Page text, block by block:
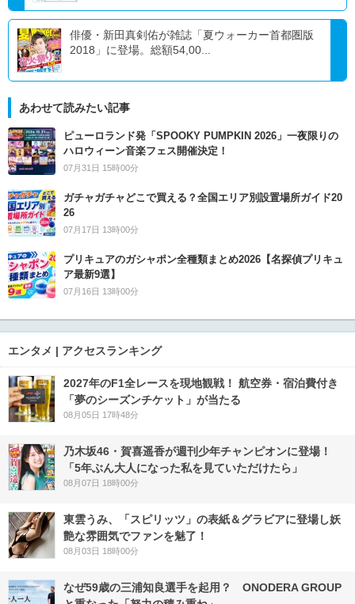
俳優・新田真剣佑が雑誌「夏ウォーカー首都圏版
2018」に登場。総額54,00...
あわせて読みたい記事
ピューロランド発「SPOOKY PUMPKIN 2026」一夜限りの
ハロウィーン音楽フェス開催決定！
07月31日 15時00分
ガチャガチャどこで買える？全国エリア別設置場所ガイド20
26
07月17日 13時00分
プリキュアのガシャポン全種類まとめ2026【名探偵プリキュ
ア最新9選】
07月16日 13時00分
エンタメ | アクセスランキング
2027年のF1全レースを現地観戦！ 航空券・宿泊費付き
「夢のシーズンチケット」が当たる
08月05日 17時48分
乃木坂46・賀喜遥香が週刊少年チャンピオンに登場！
「5年ぶん大人になった私を見ていただけたら」
08月07日 18時00分
東雲うみ、「スピリッツ」の表紙＆グラビアに登場し妖
艶な雰囲気でファンを魅了！
08月03日 18時00分
なぜ59歳の三浦知良選手を起用？ ONODERA GROUP